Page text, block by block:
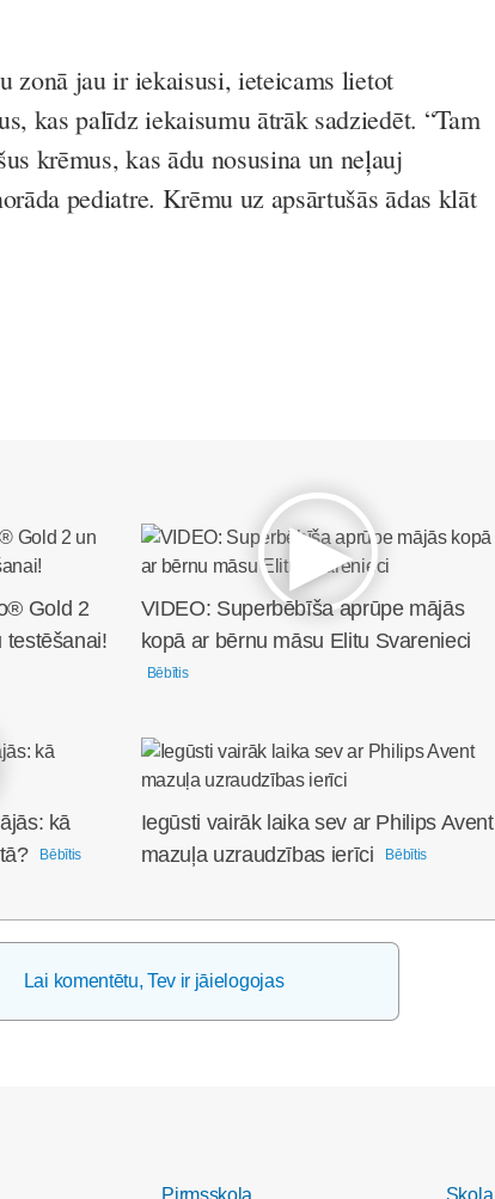
zonā jau ir iekaisusi, ieteicams lietot
kas palīdz iekaisumu ātrāk sadziedēt. “Tam
krēmus, kas ādu nosusina un neļauj
pediatre. Krēmu uz apsārtušās ādas klāt
Gold 2
testēšanai!
VIDEO: Superbēbīša aprūpe mājās
kopā ar bērnu māsu Elitu Svarenieci
Bēbītis
kā
Bēbītis
Iegūsti vairāk laika sev ar Philips Avent
mazuļa uzraudzības ierīci
Bēbītis
Lai komentētu, Tev ir jāielogojas